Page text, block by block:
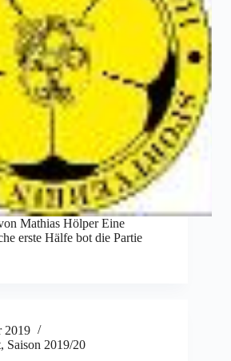
Mathias Hölper Eine
erste Hälfe bot die Partie
2019
, Saison 2019/20